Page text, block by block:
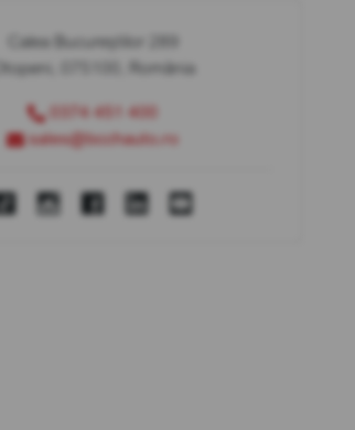
Calea Bucureștilor 289
Otopeni, 075100, România
0374 451 400
sales@bcchauto.ro